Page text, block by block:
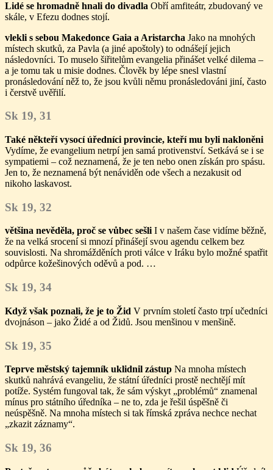
Lidé se hromadně hnali do divadla Obří amfiteátr, zbudovaný ve
skále, v Efezu dodnes stojí.
vlekli s sebou Makedonce Gaia a Aristarcha Jako na mnohých
místech skutků, za Pavla (a jiné apoštoly) to odnášejí jejich
následovníci. To muselo šiřitelům evangelia přinášet velké dilema –
a je tomu tak u misie dodnes. Člověk by lépe snesl vlastní
pronásledování něž to, že jsou kvůli němu pronásledováni jiní, často
i čerstvě uvěřilí.
Sk 19, 31
Také někteří vysocí úředníci provincie, kteří mu byli nakloněni
Vydíme, že evangelium netrpí jen samá protivenství. Setkává se i se
sympatiemi – což neznamená, že je ten nebo onen získán pro spásu.
Jen to, že neznamená být nenáviděn ode všech a nezakusit od
nikoho laskavost.
Sk 19, 32
většina nevěděla, proč se vůbec sešliI v našem čase vidíme běžně,
že na velká srocení si mnozí přinášejí svou agendu celkem bez
souvislosti. Na shromážděních proti válce v Iráku bylo možné spatřit
odpůrce kožešinových oděvů a pod. …
Sk 19, 34
Když však poznali, že je to Žid V prvním století často trpí učedníci
dvojnáson – jako Židé a od Židů. Jsou menšinou v menšině.
Sk 19, 35
Teprve městský tajemník uklidnil zástup Na mnoha místech
skutků nahrává evangeliu, že státní úředníci prostě nechtějí mít
potíže. Systém fungoval tak, že sám výskyt „problémů“ znamenal
mínus pro státního úředníka – ne to, zda je řešil úspěšně či
neúspěšně. Na mnoha místech si tak římská zpráva nechce nechat
„zkazit záznamy“.
Sk 19, 36